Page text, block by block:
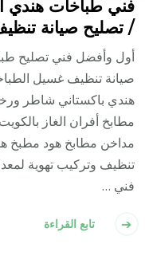
/ تصليح صيانة
أول وأفضل فني تصليح
صيانة تنظيف غسيل
هندي باكستاني شاطر
مطابخ أفران الغاز
مداخن مطابخ هود مطبخ
تنظيف وتركيب تهوية
فني …
تابع القراءة